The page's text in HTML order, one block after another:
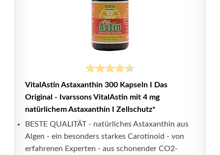
VitalAstin Astaxanthin 300 Kapseln I Das
Original - Ivarssons VitalAstin mit 4 mg
natürlichem Astaxanthin I Zellschutz*
BESTE QUALITÄT - natürliches Astaxanthin aus
Algen - ein besonders starkes Carotinoid - von
erfahrenen Experten - aus schonender CO2-